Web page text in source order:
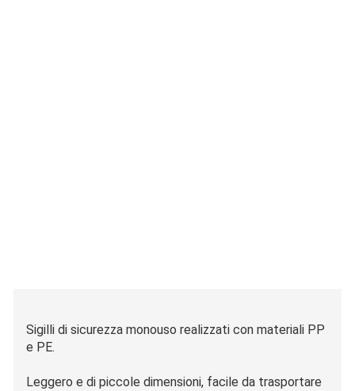
Sigilli di sicurezza monouso realizzati con materiali PP
e PE.
Leggero e di piccole dimensioni, facile da trasportare